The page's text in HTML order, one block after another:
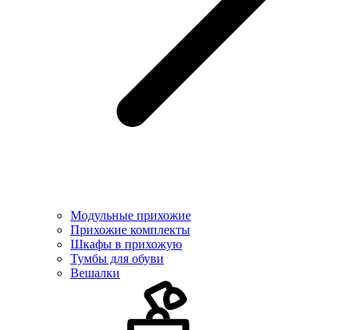
Модульные прихожие
Прихожие комплекты
Шкафы в прихожую
Тумбы для обуви
Вешалки